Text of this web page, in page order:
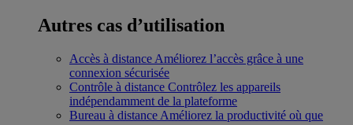
Autres cas d’utilisation
Accès à distance Améliorez l’accès grâce à une
connexion sécurisée
Contrôle à distance Contrôlez les appareils
indépendamment de la plateforme
Bureau à distance Améliorez la productivité où que